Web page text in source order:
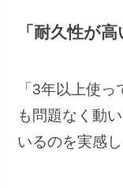
「耐久性が
「3年以上使
も問題なく動
いるのを実感